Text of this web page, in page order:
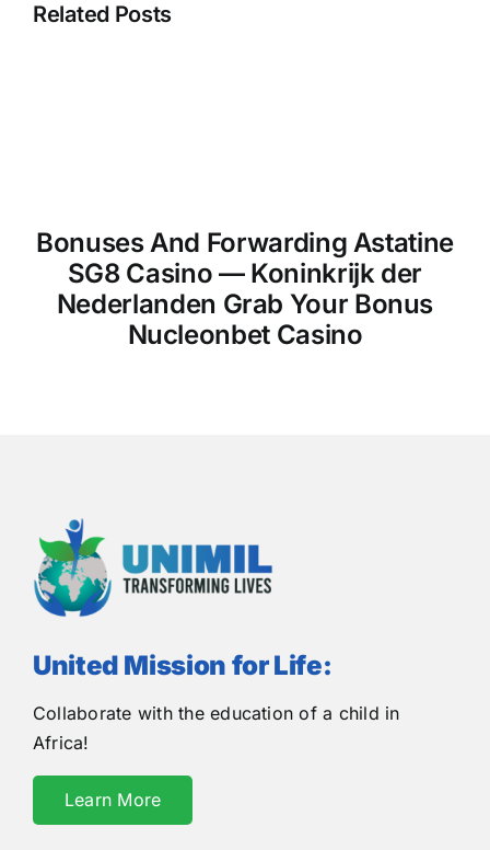
Related Posts
Bonuses And Forwarding Astatine
SG8 Casino — Koninkrijk der
Nederlanden Grab Your Bonus
Nucleonbet Casino
United Mission for Life:
Collaborate with the education of a child in
Africa!
Learn More